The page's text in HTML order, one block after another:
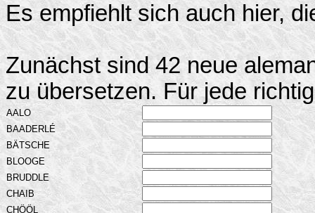
Es empfiehlt sich auch hier,
Zunächst sind 42 neue
zu übersetzen. Für jede
AALO
BAADERLÉ
BÄTSCHE
BLOOGE
BRUDDLE
CHAIB
CHÖÖL